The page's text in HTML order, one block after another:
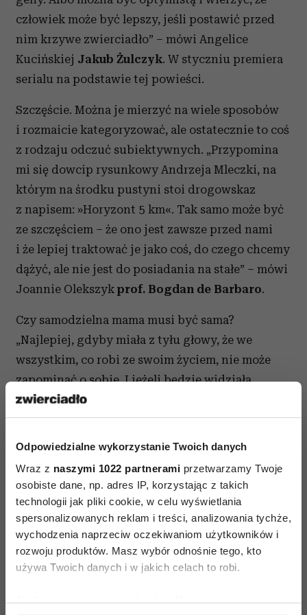
Odpowiedzialne wykorzystanie Twoich danych
Wraz z naszymi 1022 partnerami przetwarzamy Twoje
osobiste dane, np. adres IP, korzystając z takich
technologii jak pliki cookie, w celu wyświetlania
spersonalizowanych reklam i treści, analizowania tychże,
wychodzenia naprzeciw oczekiwaniom użytkowników i
rozwoju produktów. Masz wybór odnośnie tego, kto
używa Twoich danych i w jakich celach to robi.
Jeśli wyrazisz na to zgodę, chcielibyśmy również:
człowiek może być lepszy, jeśli postawić przed
nim krzywe zwierciadło” – mówi Angelice
Kucińskiej Jakub Żulczyk. W styczniu premiera
serialu na podstawie tej powieści.
Szczęście. Można je mierzyć na wiele sposobów
i rozmaicie kategoryzować, ale ostatecznie to coś
z rodzaju odczuć subiektywnych. „Przypomina
mi się dowcip rysunkowy Andrzeja Mleczki, na
którym na środku pustyni stoi drogowskaz
z napisem: »Horyzont 5 km«. Tak samo może być
ze szczęściem – że ono jest zawsze przed nami
i że lepiej traktować je jako coś, do czego chcemy
dążyć, ale nie jest do posiadania na stałe” – mówi
Joannie Olekszyk prof. Bogdan de Barbaro.
Czy samodzielna mama musi być sama?
„Najlepiej, gdyby miała z tyłu głowy, że we
wszystkim, co robi ze swoim życiem, nie może
zapominać o sobie. I jeżeli będzie widziała
wartość w tym, że uprawia sport, ma koleżanki,
pracuje, ma swoje zainteresowania, rozwija je, to
dzieci też zobaczą w tym wartość. Wtedy będzie
a dzieciom będzie łatwiej akceptować, że ktoś
nowy pojawia się w życiu rodziny” – mówi
psycholożka Katarzyna Półtorak. Wywiad
Aliny Gutek.
Potrzeby seksualne towarzyszą nam przez całe